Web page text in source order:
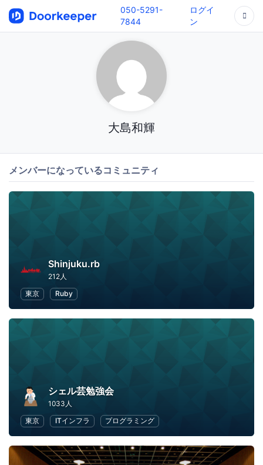
050-5291-
7844
ログイ
ン
大島和輝
メンバーになっているコミュニティ
Shinjuku.rb
212人
東京
Ruby
シェル芸勉強会
1033人
東京
ITインフラ プログラミング